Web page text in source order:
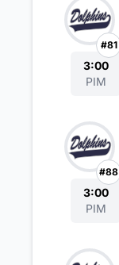
#81
3:00
PIM
#88
3:00
PIM